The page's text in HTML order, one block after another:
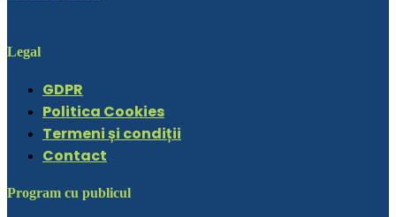
Legal
GDPR
Politica Cookies
Termeni și condiții
Contact
Program cu publicul